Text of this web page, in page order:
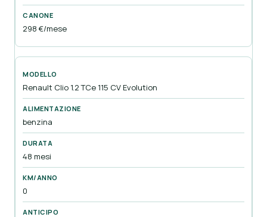
298 €/mese
Renault Clio 1.2 TCe 115 CV Evolution
benzina
48 mesi
0